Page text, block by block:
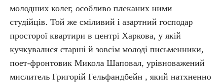
молодших колег, особливо плеканих ними
студійців. Той же сміливий і азартний господар
просторої квартири в центрі Харкова, у якій
кучкувалися старші й зовсім молоді письменники,
поет-фронтовик Микола Шаповал, урівноважений
мислитель Григорій Гельфандбейн , який натхненно